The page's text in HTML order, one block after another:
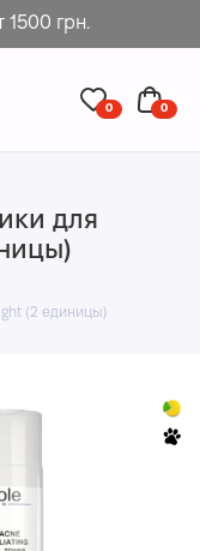
1500 грн.
0 0
для
(2 единицы)